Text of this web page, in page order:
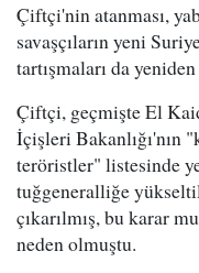
Çiftçi'nin atanması,
savaşçıların yeni
tartışmaları da
Çiftçi, geçmişte El
İçişleri Bakanlığı'nın
teröristler" listesinde
tuğgeneralliğe
çıkarılmış, bu karar
neden olmuştu.